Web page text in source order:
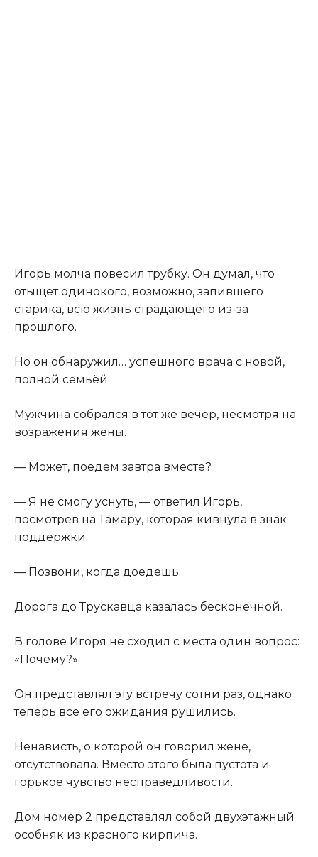
Игорь молча повесил трубку. Он думал, что
отыщет одинокого, возможно, запившего
старика, всю жизнь страдающего из-за
прошлого.
Но он обнаружил… успешного врача с новой,
полной семьёй.
Мужчина собрался в тот же вечер, несмотря на
возражения жены.
— Может, поедем завтра вместе?
— Я не смогу уснуть, — ответил Игорь,
посмотрев на Тамару, которая кивнула в знак
поддержки.
— Позвони, когда доедешь.
Дорога до Трускавца казалась бесконечной.
В голове Игоря не сходил с места один вопрос:
«Почему?»
Он представлял эту встречу сотни раз, однако
теперь все его ожидания рушились.
Ненависть, о которой он говорил жене,
отсутствовала. Вместо этого была пустота и
горькое чувство несправедливости.
Дом номер 2 представлял собой двухэтажный
особняк из красного кирпича.